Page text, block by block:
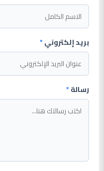
بريد إلكتروني*
رسالة*